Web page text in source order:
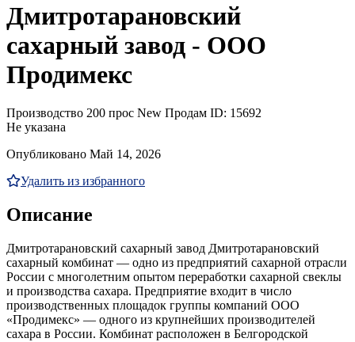
Дмитротарановский
сахарный завод - ООО
Продимекс
Производство 200 прос New Продам ID: 15692
Не указана
Опубликовано Май 14, 2026
Удалить из избранного
Описание
Дмитротарановский сахарный завод Дмитротарановский
сахарный комбинат — одно из предприятий сахарной отрасли
России с многолетним опытом переработки сахарной свеклы
и производства сахара. Предприятие входит в число
производственных площадок группы компаний ООО
«Продимекс» — одного из крупнейших производителей
сахара в России. Комбинат расположен в Белгородской